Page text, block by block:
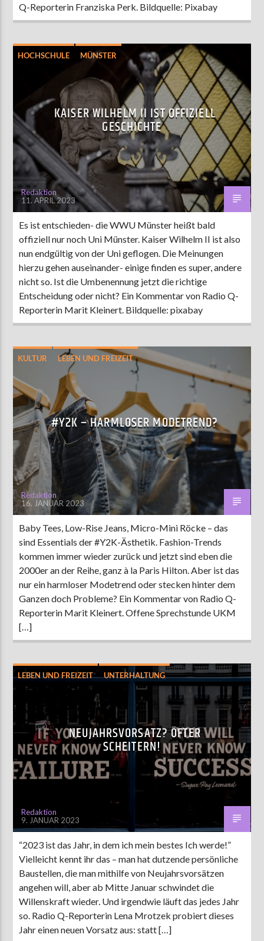
Q-Reporterin Franziska Perk. Bildquelle: Pixabay
HOCHSCHULE MÜNSTER
KAISER WILHELM II IST OFFIZIELL
GESCHICHTE
Redaktion
11. APRIL 2023
Es ist entschieden- die WWU Münster heißt bald
offiziell nur noch Uni Münster. Kaiser Wilhelm II ist also
nun endgültig von der Uni geflogen. Die Meinungen
hierzu gehen auseinander- einige finden es super, andere
nicht so. Ist die Umbenennung jetzt die richtige
Entscheidung oder nicht? Ein Kommentar von Radio Q-
Reporterin Marit Kleinert. Bildquelle: pixabay
KULTUR LEBEN UND FREIZEIT
#Y2K – HARMLOSER MODETREND?
Redaktion
16. JANUAR 2023
Baby Tees, Low-Rise Jeans, Micro-Mini Röcke – das
sind Essentials der #Y2K-Ästhetik. Fashion-Trends
kommen immer wieder zurück und jetzt sind eben die
2000er an der Reihe, ganz à la Paris Hilton. Aber ist das
nur ein harmloser Modetrend oder stecken hinter dem
Ganzen doch Probleme? Ein Kommentar von Radio Q-
Reporterin Marit Kleinert. Offene Sprechstunde UKM
[…]
LEBEN UND FREIZEIT UNTERHALTUNG
NEUJAHRSVORSATZ? ÖFTER
SCHEITERN!
Redaktion
9. JANUAR 2023
“2023 ist das Jahr, in dem ich mein bestes Ich werde!”
Vielleicht kennt ihr das – man hat dutzende persönliche
Baustellen, die man mithilfe von Neujahrsvorsätzen
angehen will, aber ab Mitte Januar schwindet die
Willenskraft wieder. Und irgendwie läuft das jedes Jahr
so. Radio Q-Reporterin Lena Mrotzek probiert dieses
Jahr einen neuen Vorsatz aus: statt […]